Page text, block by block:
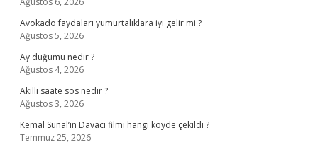
Avokado faydaları yumurtalıklara iyi gelir mi ?
Ağustos 5, 2026
Ay düğümü nedir ?
Ağustos 4, 2026
Akıllı saate sos nedir ?
Ağustos 3, 2026
Kemal Sunal’ın Davacı filmi hangi köyde çekildi ?
Temmuz 25, 2026